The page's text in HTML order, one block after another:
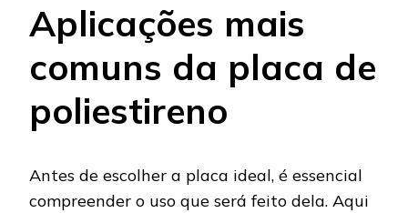
Aplicações mais
comuns da placa de
poliestireno
Antes de escolher a placa ideal, é essencial
compreender o uso que será feito dela. Aqui